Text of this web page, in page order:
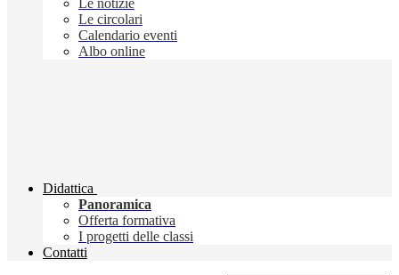
Le notizie
Le circolari
Calendario eventi
Albo online
Didattica
Panoramica
Offerta formativa
I progetti delle classi
Contatti